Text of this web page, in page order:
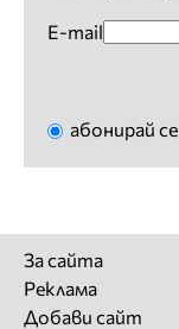
E-mail
абонирай се
За сайта
Реклама
Добави сайт